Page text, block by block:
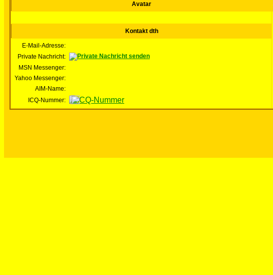
Avatar
Kontakt dth
E-Mail-Adresse:
Private Nachricht:
MSN Messenger:
Yahoo Messenger:
AIM-Name:
ICQ-Nummer: